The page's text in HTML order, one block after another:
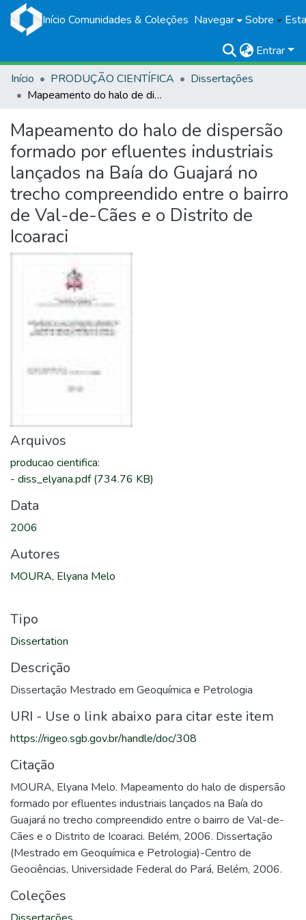
Início Comunidades & Coleções Navegar Sobre
Entrar
Início
PRODUÇÃO CIENTÍFICA
Dissertações
Mapeamento do halo de dispersão formado por efluentes industriais lançados na Baía do Guajará no trecho compreendido entre o bairro de Val-de-Cães e o Distrito de Icoaraci
Mapeamento do halo de dispersão
formado por efluentes industriais
lançados na Baía do Guajará no
trecho compreendido entre o bairro
de Val-de-Cães e o Distrito de
Icoaraci
Arquivos
producao cientifica:
- diss_elyana.pdf(734.76 KB)
Data
2006
Autores
MOURA, Elyana Melo
Tipo
Dissertation
Descrição
Dissertação Mestrado em Geoquímica e Petrologia
URI - Use o link abaixo para citar este item
https://rigeo.sgb.gov.br/handle/doc/308
Citação
MOURA, Elyana Melo. Mapeamento do halo de dispersão
formado por efluentes industriais lançados na Baía do
Guajará no trecho compreendido entre o bairro de Val-de-
Cães e o Distrito de Icoaraci. Belém, 2006. Dissertação
(Mestrado em Geoquímica e Petrologia)-Centro de
Geociências, Universidade Federal do Pará, Belém, 2006.
Coleções